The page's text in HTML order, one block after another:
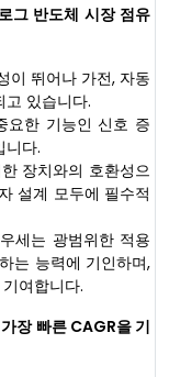
그 반도체 시장 점유
이 뛰어나 가전, 자동
고 있습니다.
요한 기능인 신호 증
니다.
장치와의 호환성으
설계 모두에 필수적
세는 광범위한 적용
는 능력에 기인하며,
여합니다.
장 빠른 CAGR을 기